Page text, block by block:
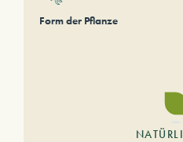
Form der Pflanze